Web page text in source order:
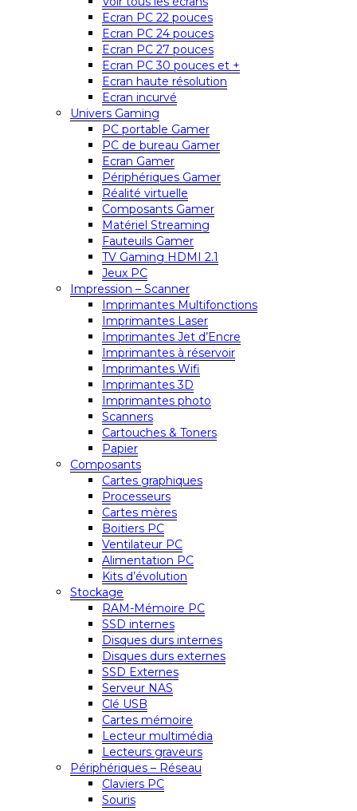
Ecran PC 22 pouces
Ecran PC 24 pouces
Ecran PC 27 pouces
Ecran PC 30 pouces et +
Ecran haute résolution
Ecran incurvé
Univers Gaming
PC portable Gamer
PC de bureau Gamer
Ecran Gamer
Périphériques Gamer
Réalité virtuelle
Composants Gamer
Matériel Streaming
Fauteuils Gamer
TV Gaming HDMI 2.1
Jeux PC
Impression – Scanner
Imprimantes Multifonctions
Imprimantes Laser
Imprimantes Jet d’Encre
Imprimantes à réservoir
Imprimantes Wifi
Imprimantes 3D
Imprimantes photo
Scanners
Cartouches & Toners
Papier
Composants
Cartes graphiques
Processeurs
Cartes mères
Boitiers PC
Ventilateur PC
Alimentation PC
Kits d’évolution
Stockage
RAM-Mémoire PC
SSD internes
Disques durs internes
Disques durs externes
SSD Externes
Serveur NAS
Clé USB
Cartes mémoire
Lecteur multimédia
Lecteurs graveurs
Périphériques – Réseau
Claviers PC
Souris